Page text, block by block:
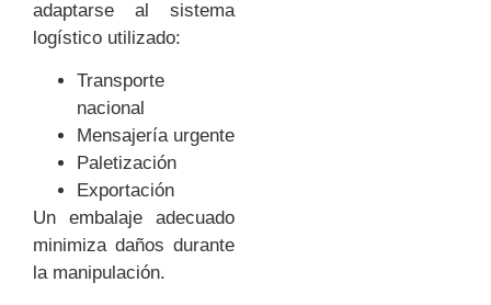
adaptarse al sistema
logístico utilizado:
Transporte
nacional
Mensajería urgente
Paletización
Exportación
Un embalaje adecuado
minimiza daños durante
la manipulación.